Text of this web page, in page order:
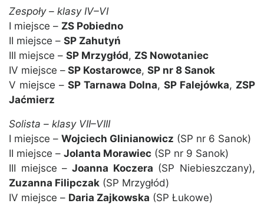
Zespoły – klasy IV–VI
I miejsce – ZS Pobiedno
II miejsce – SP Zahutyń
III miejsce – SP Mrzygłód, ZS Nowotaniec
IV miejsce – SP Kostarowce, SP nr 8 Sanok
V miejsce – SP Tarnawa Dolna, SP Falejówka, ZSP
Jaćmierz
Solista – klasy VII–VIII
I miejsce – Wojciech Glinianowicz (SP nr 6 Sanok)
II miejsce – Jolanta Morawiec (SP nr 9 Sanok)
III miejsce – Joanna Koczera (SP Niebieszczany),
Zuzanna Filipczak (SP Mrzygłód)
IV miejsce – Daria Zajkowska (SP Łukowe)